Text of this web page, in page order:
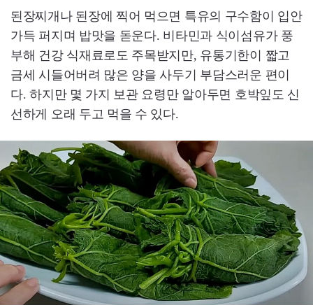
된장찌개나 된장에 찍어 먹으면 특유의 구수함이 입안
가득 퍼지며 밥맛을 돋운다. 비타민과 식이섬유가 풍
부해 건강 식재료로도 주목받지만, 유통기한이 짧고
금세 시들어버려 많은 양을 사두기 부담스러운 편이
다. 하지만 몇 가지 보관 요령만 알아두면 호박잎도 신
선하게 오래 두고 먹을 수 있다.